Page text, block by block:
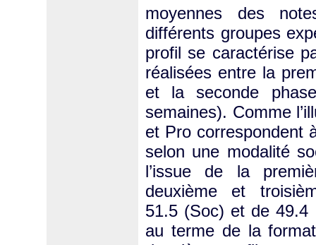
moyennes des
différents groupes
profil se caractérise
réalisées entre la
et la seconde
semaines). Comme
et Pro correspondent
selon une modalité
l’issue de la
deuxième et
51.5 (Soc) et de 49.4
au terme de la